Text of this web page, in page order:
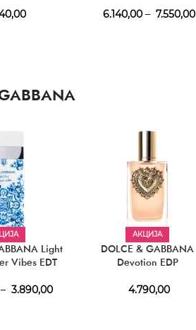
6.140,00 – 7.550,00
Light
Vibes EDT
– 3.890,00
АКЦИЈА
DOLCE & GABBANA
Devotion EDP
4.790,00